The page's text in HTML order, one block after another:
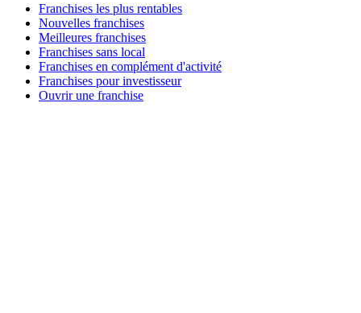
Franchises les plus rentables
Nouvelles franchises
Meilleures franchises
Franchises sans local
Franchises en complément d'activité
Franchises pour investisseur
Ouvrir une franchise